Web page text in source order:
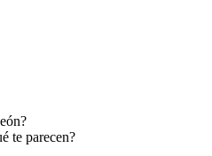
te parecen?